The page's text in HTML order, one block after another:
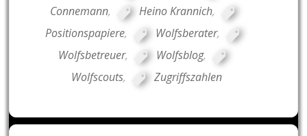
Connemann, Heino Krannich,
Positionspapiere, Wolfsberater,
Wolfsbetreuer, Wolfsblog,
Wolfscouts, Zugriffszahlen